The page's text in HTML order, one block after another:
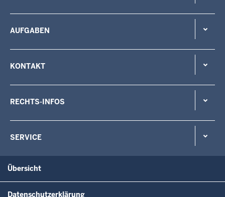
AUFGABEN
KONTAKT
RECHTS-INFOS
SERVICE
Übersicht
Datenschutzerklärung